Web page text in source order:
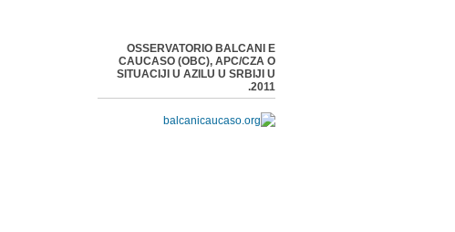
OSSERVATORIO BALCANI E
CAUCASO (OBC), APC/CZA O
SITUACIJI U AZILU U SRBIJI U
2011.